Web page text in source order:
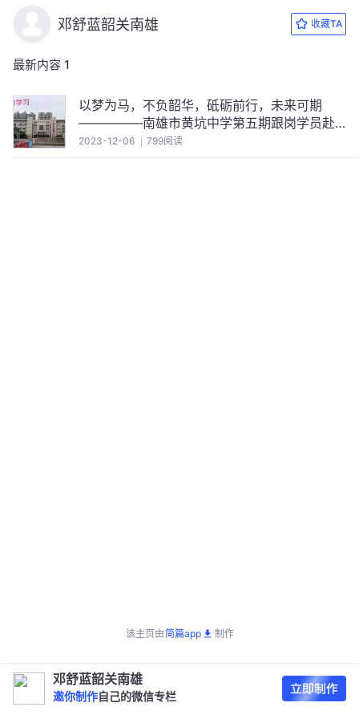
邓舒蓝韶关南雄 收藏TA
最新内容 1
以梦为马，不负韶华，砥砺前行，未来可期
—————南雄市黄坑中学第五期跟岗学员赴
中山市东升高级中学跟岗学习第3天活动纪实
2023-12-06 799阅读
该主页由简篇app 制作
邓舒蓝韶关南雄
邀你制作 自己的微信专栏